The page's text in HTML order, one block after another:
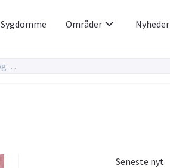
Sygdomme Områder Nyheder
Seneste nyt